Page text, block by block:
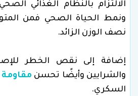
الالتزام بالنظام الغذائي
ونمط الحياة الصحي فمن
نصف الوزن الزائد.
إضافة إلى نقص الخطر
والشرايين وأيضًا تحسن مقاومة
السكري.